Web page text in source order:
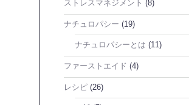
ストレスマネジメント (8)
ナチュロパシー (19)
ナチュロパシーとは (11)
ファーストエイド (4)
レシピ (26)